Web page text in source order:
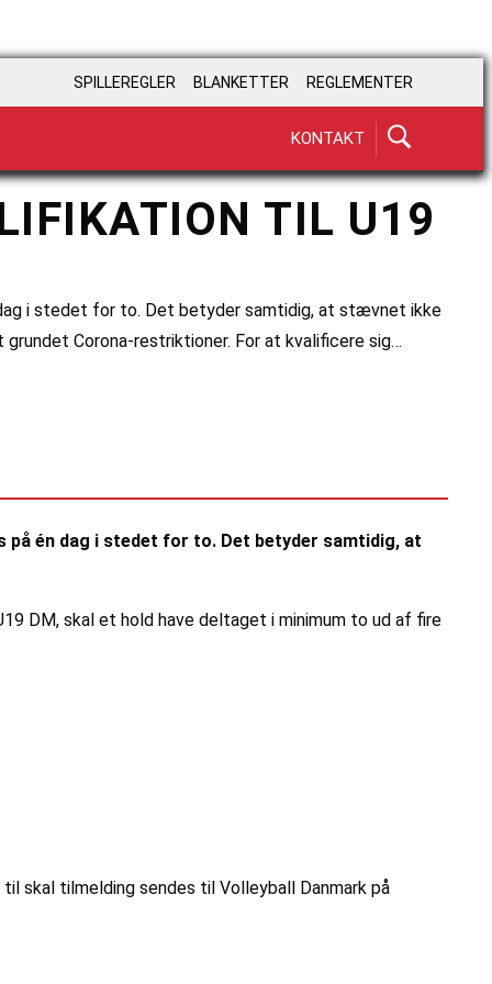
SPILLEREGLER BLANKETTER REGLEMENTER
KONTAKT
TIL U19
i stedet for to. Det betyder samtidig, at stævnet ikke
Corona-restriktioner. For at kvalificere sig…
én dag i stedet for to. Det betyder samtidig, at
DM, skal et hold have deltaget i minimum to ud af fire
skal tilmelding sendes til Volleyball Danmark på